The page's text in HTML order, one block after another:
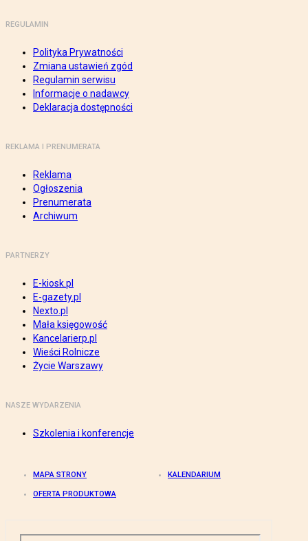
REGULAMIN
Polityka Prywatności
Zmiana ustawień zgód
Regulamin serwisu
Informacje o nadawcy
Deklaracja dostępności
REKLAMA I PRENUMERATA
Reklama
Ogłoszenia
Prenumerata
Archiwum
PARTNERZY
E-kiosk.pl
E-gazety.pl
Nexto.pl
Mała księgowość
Kancelarierp.pl
Wieści Rolnicze
Życie Warszawy
NASZE WYDARZENIA
Szkolenia i konferencje
MAPA STRONY KALENDARIUM
OFERTA PRODUKTOWA